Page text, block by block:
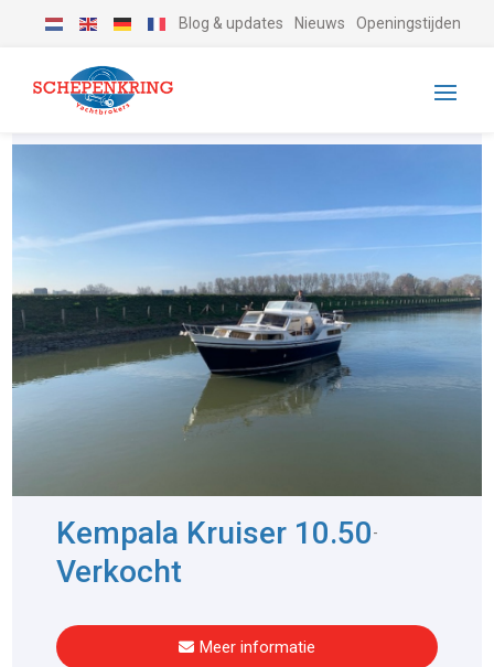
Blog & updates Nieuws Openingstijden
Kempala Kruiser 10.50-
Verkocht
Meer informatie